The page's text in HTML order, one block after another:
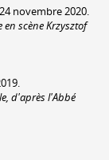
novembre 2020.
scène Krzysztof
d'après l'Abbé